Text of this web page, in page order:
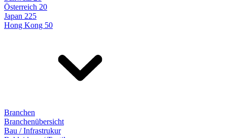
Österreich 20
Japan 225
Hong Kong 50
Branchen
Branchenübersicht
Bau / Infrastrukur